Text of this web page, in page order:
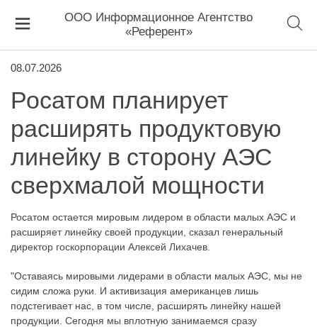
ООО Информационное Агентство
«Референт»
08.07.2026
Росатом планирует
расширять продуктовую
линейку в сторону АЭС
сверхмалой мощности
Росатом остается мировым лидером в области малых АЭС и
расширяет линейку своей продукции, сказал генеральный
директор госкорпорации Алексей Лихачев.
"Оставаясь мировыми лидерами в области малых АЭС, мы не
сидим сложа руки. И активизация американцев лишь
подстегивает нас, в том числе, расширять линейку нашей
продукции. Сегодня мы вплотную занимаемся сразу